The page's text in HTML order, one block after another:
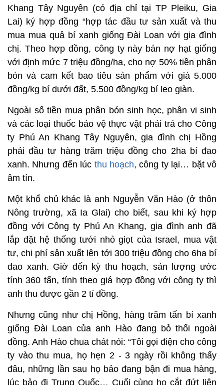
Khang Tây Nguyên (có địa chỉ tại TP Pleiku, Gia
Lai) ký hợp đồng “hợp tác đầu tư sản xuất và thu
mua mua quả bí xanh giống Đài Loan với gia đình
chị. Theo hợp đồng, công ty này bán nợ hạt giống
với định mức 7 triệu đồng/ha, cho nợ 50% tiền phân
bón và cam kết bao tiêu sản phẩm với giá 5.000
đồng/kg bí dưới đất, 5.500 đồng/kg bí leo giàn.
Ngoài số tiền mua phân bón sinh học, phân vi sinh
và các loại thuốc bảo vệ thực vật phải trả cho Công
ty Phú An Khang Tây Nguyên, gia đình chị Hồng
phải đầu tư hàng trăm triệu đồng cho 2ha bí đao
xanh. Nhưng đến lúc thu hoạch, công ty lại… bặt vô
âm tín.
Một khổ chủ khác là anh Nguyễn Văn Hào (ở thôn
Nông trường, xã Ia Glai) cho biết, sau khi ký hợp
đồng với Công ty Phú An Khang, gia đình anh đã
lắp đặt hệ thống tưới nhỏ giọt của Israel, mua vật
tư, chi phí sản xuất lên tới 300 triệu đồng cho 6ha bí
đao xanh. Giờ đến kỳ thu hoạch, sản lượng ước
tính 360 tấn, tính theo giá hợp đồng với công ty thì
anh thu được gần 2 tỉ đồng.
Nhưng cũng như chị Hồng, hàng trăm tấn bí xanh
giống Đài Loan của anh Hào đang bỏ thối ngoài
đồng. Anh Hào chua chát nói: “Tôi gọi điện cho công
ty vào thu mua, họ hẹn 2 - 3 ngày rồi không thấy
đâu, những lần sau họ bảo đang bận đi mua hàng,
lúc bảo đi Trung Quốc… Cuối cùng họ cắt đứt liên